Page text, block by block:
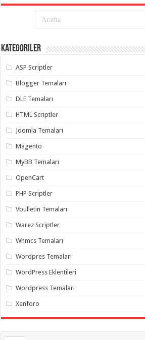
Kategoriler
ASP Scriptler
Blogger Temaları
DLE Temaları
HTML Scriptler
Joomla Temaları
Magento
MyBB Temaları
OpenCart
PHP Scriptler
Vbulletin Temaları
Warez Scriptler
Whmcs Temaları
Wordpres Temaları
WordPress Eklentileri
Wordpress Temaları
Xenforo